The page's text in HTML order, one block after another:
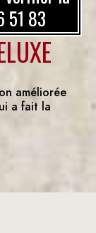
51 83
améliorée
a fait la